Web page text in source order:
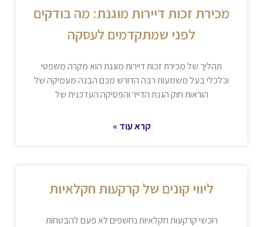
מכירת זכות דיירות מוגנת: מה בודקים
לפני שמתקדמים לעסקה
תהליך של מכירת זכות דיירות מוגנת הוא מקרה משפטי
וכלכלי בעל משמעות רבה הדורש מכם הבנה מעמיקה של
הוראות חוק הגנת הדייר והפסיקה העדכנית של
קרא עוד »
ליווי קונים של קרקעות חקלאיות
רוכשי קרקעות חקלאיות נחשפים לא פעם להבטחות